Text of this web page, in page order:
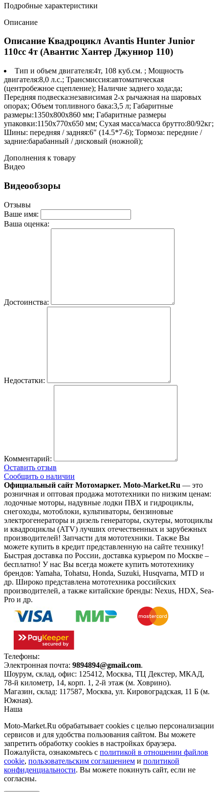
Подробные характеристики
Описание
Описание Квадроцикл Avantis Hunter Junior
110сс 4т (Авантис Хантер Джуниор 110)
Тип и объем двигателя:4т, 108 куб.см. ; Мощность
двигателя:8,0 л.с.; Трансмиссия:автоматическая
(центробежное сцепление); Наличие заднего хода:да;
Передняя подвеска:независимая 2-х рычажная на шаровых
опорах; Объем топливного бака:3,5 л; Габаритные
размеры:1350х800х860 мм; Габаритные размеры
упаковки:1150х770х650 мм; Сухая масса/масса брутто:80/92кг;
Шины: передняя / задняя:6" (14.5*7-6); Тормоза: передние /
задние:барабанный / дисковый (ножной);
Дополнения к товару
Видео
Видеообзоры
Отзывы
Ваше имя:
Ваша оценка:
Достоинства:
Недостатки:
Комментарий:
Оставить отзыв
Сообщить о наличии
Официальный сайт Мотомаркет. Moto-Market.Ru — это
розничная и оптовая продажа мототехники по низким ценам:
лодочные моторы, надувные лодки ПВХ и гидроциклы,
снегоходы, мотоблоки, культиваторы, бензиновые
электрогенераторы и дизель генераторы, скутеры, мотоциклы
и квадроциклы (ATV) лучших отечественных и зарубежных
производителей! Запчасти для мототехники. Также Вы
можете купить в кредит представленную на сайте технику!
Быстрая доставка по России, доставка курьером по Москве –
бесплатно! У нас Вы всегда можете купить мототехнику
брендов: Yamaha, Tohatsu, Honda, Suzuki, Husqvarna, MTD и
др. Широко представлена мототехника российских
производителей, а также китайские бренды: Nexus, HDX, Sea-
Pro и др.
Телефоны:
Электронная почта: 9894894@gmail.com.
Шоурум, склад, офис: 125412, Москва, ТЦ Декстер, МКАД,
78-й километр, 14, корп. 1, 2-й этаж (м. Ховрино).
Магазин, склад: 117587, Москва, ул. Кировоградская, 11 Б (м.
Южная).
Наша
Moto-Market.Ru обрабатывает сookies с целью персонализации
сервисов и для удобства пользования сайтом. Вы можете
запретить обработку сookies в настройках браузера.
Пожалуйста, ознакомьтесь с политикой в отношении файлов
cookie, пользовательским соглашением и политикой
конфиденциальности. Вы можете покинуть сайт, если не
согласны.